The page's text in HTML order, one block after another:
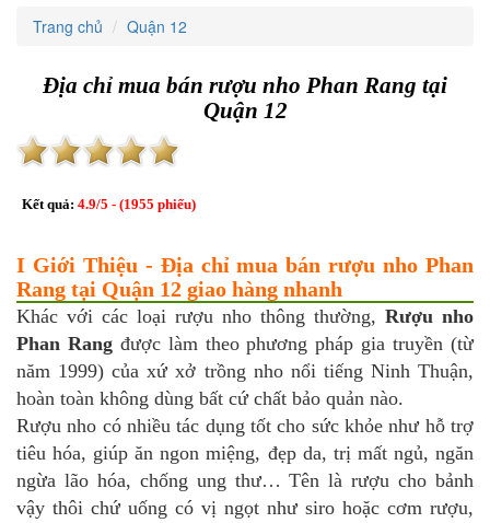
Trang chủ Quận 12
Địa chỉ mua bán rượu nho Phan Rang tại
Quận 12
Kết quả: 4.9/5 - (1955 phiếu)
I Giới Thiệu - Địa chỉ mua bán rượu nho Phan
Rang tại Quận 12 giao hàng nhanh
Khác với các loại rượu nho thông thường, Rượu nho
Phan Rangđược làm theo phương pháp gia truyền (từ
năm 1999) của xứ xở trồng nho nổi tiếng Ninh Thuận,
hoàn toàn không dùng bất cứ chất bảo quản nào.
Rượu nho có nhiều tác dụng tốt cho sức khỏe như hỗ trợ
tiêu hóa, giúp ăn ngon miệng, đẹp da, trị mất ngủ, ngăn
ngừa lão hóa, chống ung thư… Tên là rượu cho bảnh
vậy thôi chứ uống có vị ngọt như siro hoặc cơm rượu,